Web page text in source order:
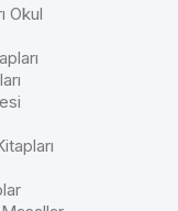
Okul